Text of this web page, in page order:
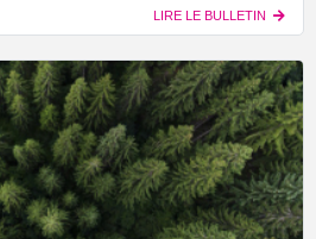
LIRE LE BULLETIN